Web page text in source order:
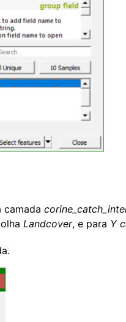
camada
Landcover, e para Y